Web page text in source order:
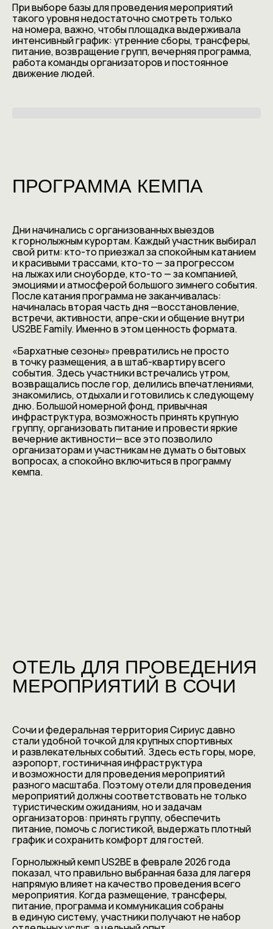
При выборе базы для проведения мероприятий
такого уровня недостаточно смотреть только
на номера, важно, чтобы площадка выдерживала
интенсивный график: утренние сборы, трансферы,
питание, возвращение групп, вечерняя программа,
работа команды организаторов и постоянное
движение людей.
ПРОГРАММА КЕМПА
Дни начинались с организованных выездов
к горнолыжным курортам. Каждый участник выбирал
свой ритм: кто-то приезжал за спокойным катанием
и красивыми трассами, кто-то — за прогрессом
на лыжах или сноуборде, кто-то — за компанией,
эмоциями и атмосферой большого зимнего события.
После катания программа не заканчивалась:
начиналась вторая часть дня —восстановление,
встречи, активности, апре-ски и общение внутри
US2BE Family. Именно в этом ценность формата.
«Бархатные сезоны» превратились не просто
в точку размещения, а в штаб-квартиру всего
события. Здесь участники встречались утром,
возвращались после гор, делились впечатлениями,
знакомились, отдыхали и готовились к следующему
дню. Большой номерной фонд, привычная
инфраструктура, возможность принять крупную
группу, организовать питание и провести яркие
вечерние активности— все это позволило
организаторам и участникам не думать о бытовых
вопросах, а спокойно включиться в программу
кемпа.
ОТЕЛЬ ДЛЯ ПРОВЕДЕНИЯ
МЕРОПРИЯТИЙ В СОЧИ
Сочи и федеральная территория Сириус давно
стали удобной точкой для крупных спортивных
и развлекательных событий. Здесь есть горы, море,
аэропорт, гостиничная инфраструктура
и возможности для проведения мероприятий
разного масштаба. Поэтому отели для проведения
мероприятий должны соответствовать не только
туристическим ожиданиям, но и задачам
организаторов: принять группу, обеспечить
питание, помочь с логистикой, выдержать плотный
график и сохранить комфорт для гостей.
Горнолыжный кемп US2BE в феврале 2026 года
показал, что правильно выбранная база для лагеря
напрямую влияет на качество проведения всего
мероприятия. Когда размещение, трансферы,
питание, программа и коммуникация собраны
в единую систему, участники получают не набор